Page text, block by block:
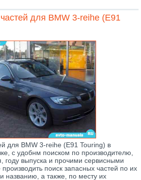
для BMW 3-reihe (E91
для BMW 3-reihe (E91 Touring) в
с удобнм поиском по производителю,
году выпуска и прочими сервисными
поиск запасных частей по их
названию, а также, по месту их